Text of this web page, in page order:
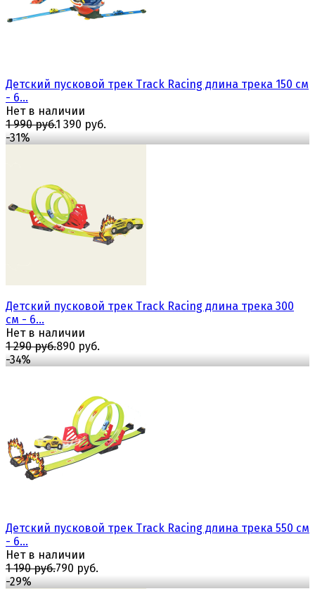
избранноесравнить
Детский пусковой трек Track Racing длина трека 150 см
- 6...
Нет в наличии
1 990 руб.1 390 руб.
-31%
избранноесравнить
Детский пусковой трек Track Racing длина трека 300
см - 6...
Нет в наличии
1 290 руб.890 руб.
-34%
Детский пусковой трек Track Racing длина трека 550 см
- 6...
Нет в наличии
1 190 руб.790 руб.
-29%